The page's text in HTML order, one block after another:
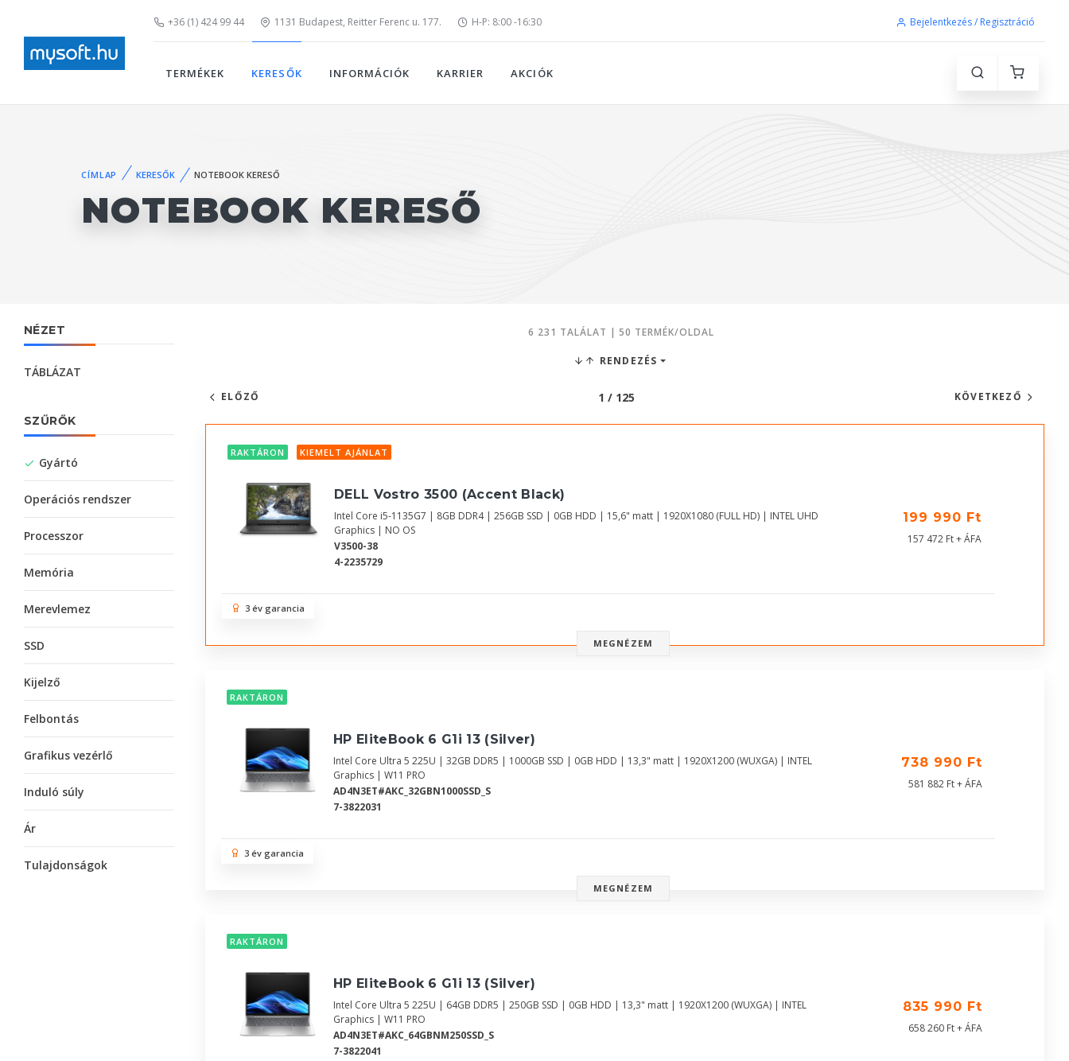
+36 (1) 424 99 44 1131 Budapest, Reitter Ferenc u. 177. H-P: 8:00 -16:30 Bejelentkezés / Regisztráció
TERMÉKEK KERESŐK INFORMÁCIÓK KARRIER AKCIÓK
CÍMLAP KERESŐK NOTEBOOK KERESŐ
NOTEBOOK KERESŐ
NÉZET
TÁBLÁZAT
SZŰRŐK
Gyártó
Operációs rendszer
Processzor
Memória
Merevlemez
SSD
Kijelző
Felbontás
Grafikus vezérlő
Induló súly
Ár
Tulajdonságok
6 231 TALÁLAT | 50 TERMÉK/OLDAL
RENDEZÉS
ELŐZŐ 1 / 125 KÖVETKEZŐ
RAKTÁRON KIEMELT AJÁNLAT
DELL Vostro 3500 (Accent Black)
Intel Core i5-1135G7 | 8GB DDR4 | 256GB SSD | 0GB HDD | 15,6" matt | 1920X1080 (FULL HD) | INTEL UHD
Graphics | NO OS
V3500-38
4-2235729
199 990 Ft
157 472 Ft + ÁFA
3 év garancia
MEGNÉZEM
RAKTÁRON
HP EliteBook 6 G1i 13 (Silver)
Intel Core Ultra 5 225U | 32GB DDR5 | 1000GB SSD | 0GB HDD | 13,3" matt | 1920X1200 (WUXGA) | INTEL
Graphics | W11 PRO
AD4N3ET#AKC_32GBN1000SSD_S
7-3822031
738 990 Ft
581 882 Ft + ÁFA
3 év garancia
MEGNÉZEM
RAKTÁRON
HP EliteBook 6 G1i 13 (Silver)
Intel Core Ultra 5 225U | 64GB DDR5 | 250GB SSD | 0GB HDD | 13,3" matt | 1920X1200 (WUXGA) | INTEL
Graphics | W11 PRO
AD4N3ET#AKC_64GBNM250SSD_S
7-3822041
835 990 Ft
658 260 Ft + ÁFA